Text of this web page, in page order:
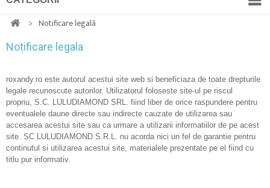
> Notificare legală
Notificare legala
roxandy.ro este autorul acestui site web si beneficiaza de toate drepturile
legale recunoscute autorilor. Utilizatorul foloseste site-ul pe riscul
propriu, S.C. LULUDIAMOND SRL. fiind liber de orice raspundere pentru
eventualele daune directe sau indirecte cauzate de utilizarea sau
accesarea acestui site sau ca urmare a utilizarii informatiilor de pe acest
site. SC LULUDIAMOND S.R.L. nu acorda nici un fel de garantie pentru
continutul si utilizarea acestui site, materialele prezentate pe el fiind cu
titlu pur informativ.